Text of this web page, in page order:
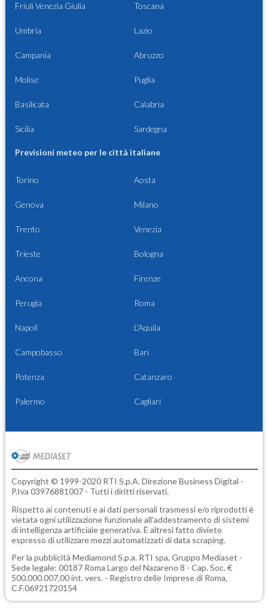
Friuli Venezia Giulia Toscana
Umbria Lazio
Campania Abruzzo
Molise Puglia
Basilicata Calabria
Sicilia Sardegna
Previsioni meteo per le città italiane
Torino Aosta
Genova Milano
Trento Venezia
Trieste Bologna
Ancona Firenze
Perugia Roma
Napoli L'Aquila
Campobasso Bari
Potenza Catanzaro
Palermo Cagliari
Copyright © 1999-2020 RTI S.p.A. Direzione Business Digital -
P.Iva 03976881007 - Tutti i diritti riservati.
Rispetto ai contenuti e ai dati personali trasmessi e/o riprodotti è
vietata ogni utilizzazione funzionale all'addestramento di sistemi
di intelligenza artificiale generativa. È altresì fatto divieto
espresso di utilizzare mezzi automatizzati di data scraping.
Per la pubblicità Mediamond S.p.a. RTI spa, Gruppo Mediaset -
Sede legale: 00187 Roma Largo del Nazareno 8 - Cap. Soc. €
500.000.007,00 int. vers. - Registro delle Imprese di Roma,
C.F.06921720154